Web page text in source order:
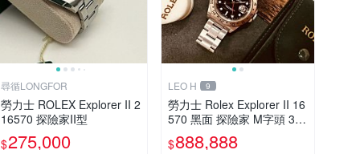
尋循LONGFOR
勞力士 ROLEX Explorer II 2
16570 探險家II型
$275,000
LEO H 9
勞力士 Rolex Explorer II 16
570 黑面 探險家 M字頭 318
6機芯（已交流）
$888,888